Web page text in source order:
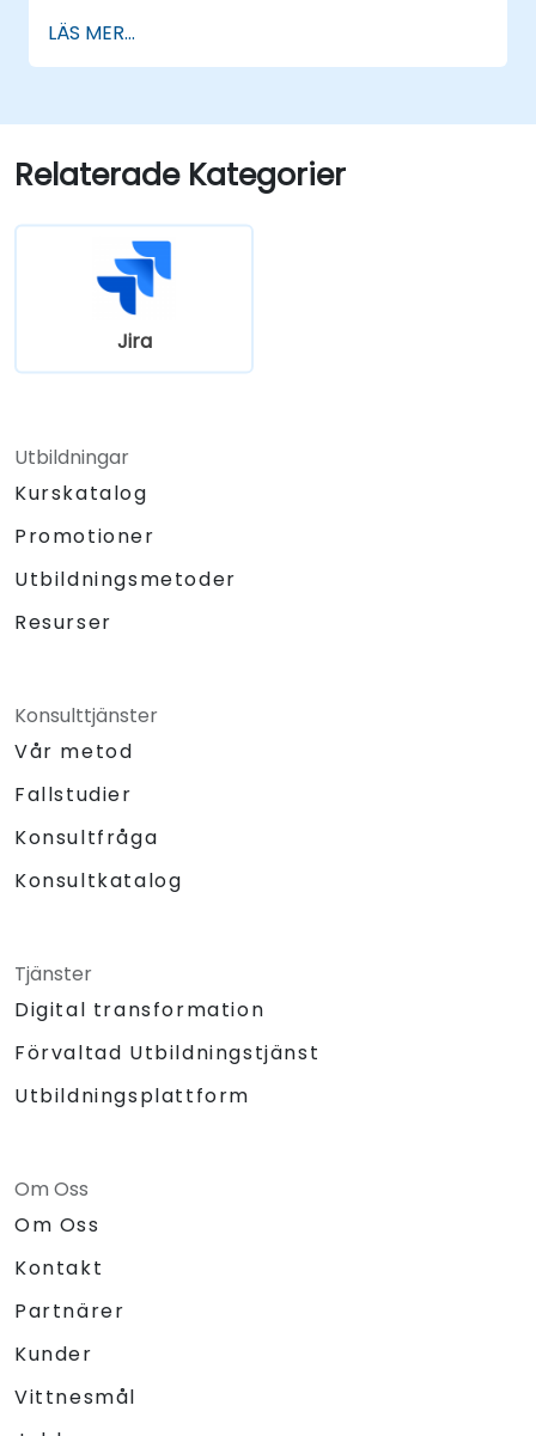
LÄS MER...
Relaterade Kategorier
Jira
Utbildningar
Kurskatalog
Promotioner
Utbildningsmetoder
Resurser
Konsulttjänster
Vår metod
Fallstudier
Konsultfråga
Konsultkatalog
Tjänster
Digital transformation
Förvaltad Utbildningstjänst
Utbildningsplattform
Om Oss
Om Oss
Kontakt
Partnärer
Kunder
Vittnesmål